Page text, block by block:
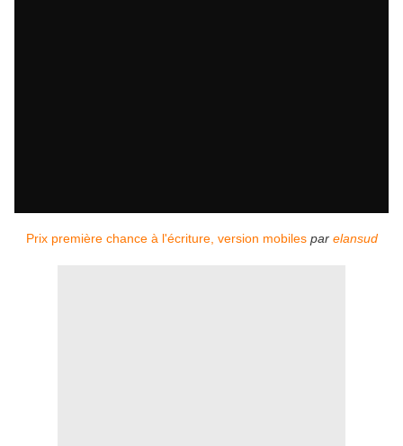
Prix première chance à l'écriture, version mobiles par elansud